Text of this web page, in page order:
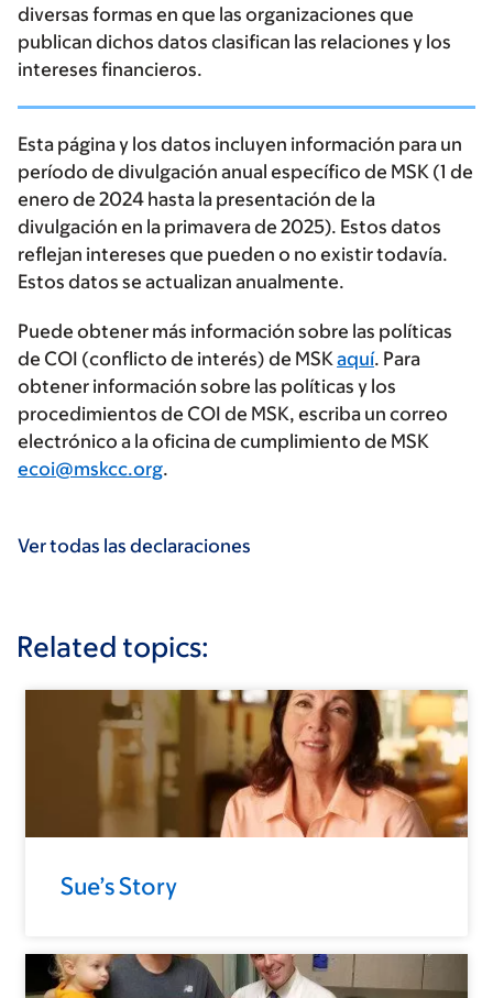
diversas formas en que las organizaciones que
publican dichos datos clasifican las relaciones y los
intereses financieros.
Esta página y los datos incluyen información para un
período de divulgación anual específico de MSK (1 de
enero de 2024 hasta la presentación de la
divulgación en la primavera de 2025). Estos datos
reflejan intereses que pueden o no existir todavía.
Estos datos se actualizan anualmente.
Puede obtener más información sobre las políticas
de COI (conflicto de interés) de MSKaquí. Para
obtener información sobre las políticas y los
procedimientos de COI de MSK, escriba un correo
electrónico a la oficina de cumplimiento de MSK
ecoi@mskcc.org.
Ver todas las declaraciones
Related topics:
Sue’s Story